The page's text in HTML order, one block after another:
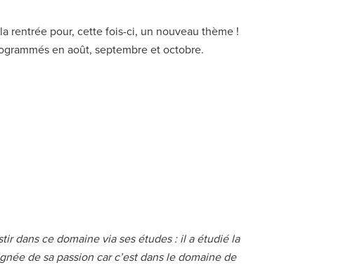
rentrée pour, cette fois-ci, un nouveau thème !
en août, septembre et octobre.
dans ce domaine via ses études : il a étudié la
de sa passion car c’est dans le domaine de